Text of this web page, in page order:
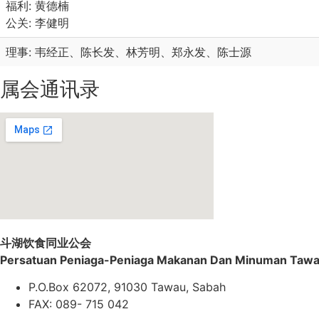
福利: 黄德楠
公关: 李健明
理事: 韦经正、陈长发、林芳明、郑永发、陈士源
属会通讯录
斗湖饮食同业公会
Persatuan Peniaga-Peniaga Makanan Dan Minuman
P.O.Box 62072, 91030 Tawau, Sabah
FAX: 089- 715 042